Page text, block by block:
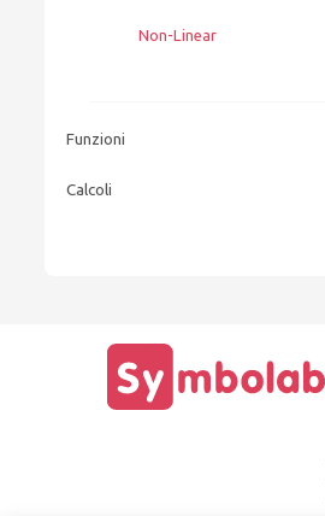
Non-Linear
Funzioni
Calcoli